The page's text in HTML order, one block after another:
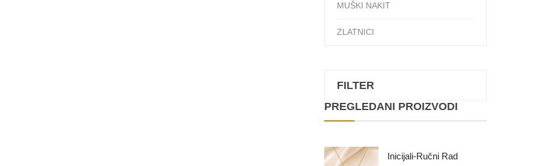
MUŠKI NAKIT
ZLATNICI
FILTER
PREGLEDANI PROIZVODI
Inicijali-Ručni Rad